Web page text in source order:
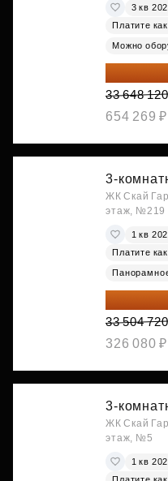
3 кв
Платите
Можно
25 909
33 648
654 269 ₽
3-
ЖК Скай
этаж, №219
1 кв
Платите
26 803
33 504
326 080 ₽
3-
ЖК Скай
этаж, №5
1 кв